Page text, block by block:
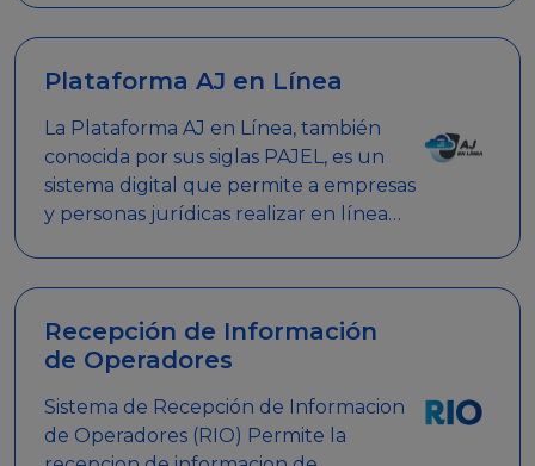
Plataforma AJ en Línea
La Plataforma AJ en Línea, también
conocida por sus siglas PAJEL, es un
sistema digital que permite a empresas
y personas jurídicas realizar en línea
Recepción de Información
de Operadores
Sistema de Recepción de Informacion
de Operadores (RIO) Permite la